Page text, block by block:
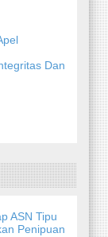
Dan
ASN Tipu
Penipuan